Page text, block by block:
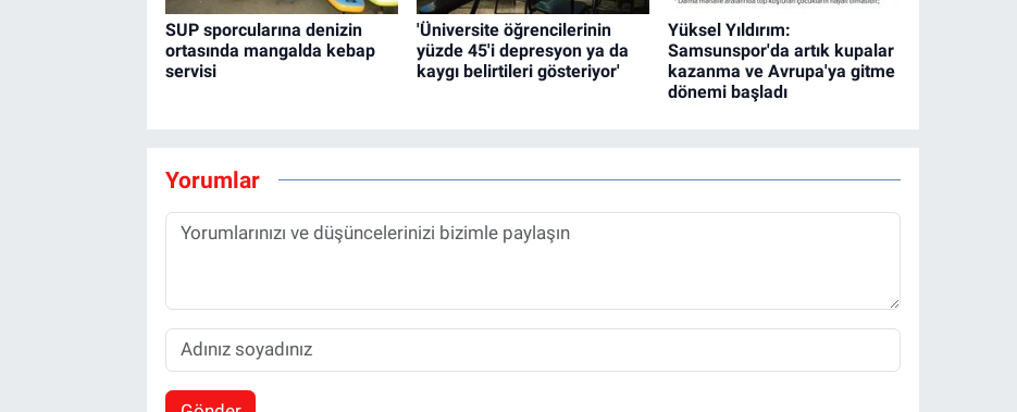
SUP sporcularına denizin
ortasında mangalda kebap
servisi
'Üniversite öğrencilerinin
yüzde 45'i depresyon ya da
kaygı belirtileri gösteriyor'
Yüksel Yıldırım:
Samsunspor'da artık kupalar
kazanma ve Avrupa'ya gitme
dönemi başladı
Yorumlar